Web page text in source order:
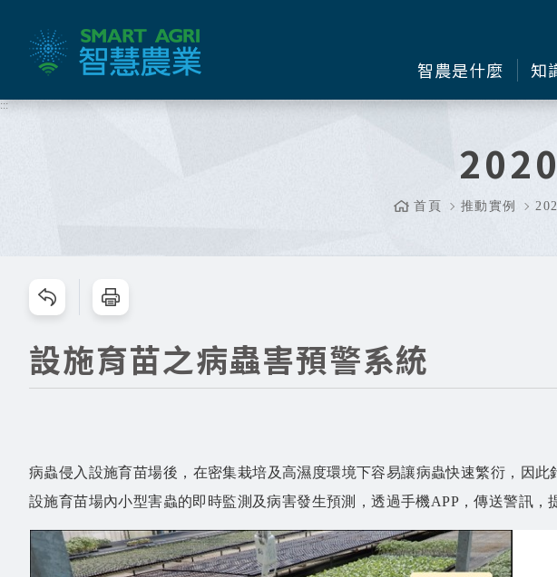
容
智農是什麼 知
:::
首頁 推動實例
跳過此工具列請按[Enter]，繼續則按[Tab]
設施育苗之病蟲害預警系統
病蟲侵入設施育苗場後，在密集栽培及高濕度環境下容易讓病蟲快速繁衍，因
設施育苗場內小型害蟲的即時監測及病害發生預測，透過手機APP，傳送警訊，